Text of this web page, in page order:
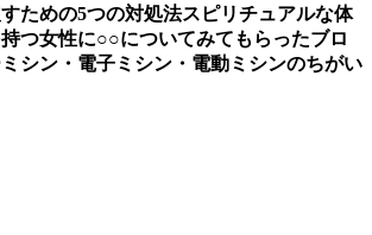
ための5つの対処法スピリチュアルな体
つ女性に○○についてみてもらったブロ
シン・電子ミシン・電動ミシンのちがい